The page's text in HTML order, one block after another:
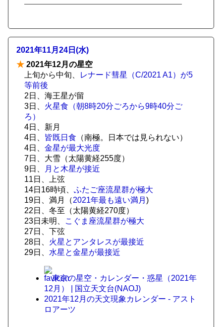
2021年11月24日(水)
★ 2021年12月の星空
上旬から中旬、
レナード彗星（C/2021 A1）が5
等前後
2日、海王星が留
3日、 火星食（朝8時20分ごろから9時40分ご
ろ）
4日、新月
4日、 皆既日食 （南極。日本では見られない）
4日、 金星が最大光度
7日、大雪（太陽黄経255度）
9日、
月と木星が接近
11日、上弦
14日16時頃、 ふたご座流星群が極大
19日、満月（2021年最も遠い満月 )
22日、冬至（太陽黄経270度）
23日未明、
こぐま座流星群が極大
27日、下弦
28日、 火星とアンタレスが最接近
29日、 水星と金星が最接近
東京の星空・カレンダー・惑星（2021年
12月） | 国立天文台(NAOJ)
2021年12月の天文現象カレンダー - アスト
ロアーツ